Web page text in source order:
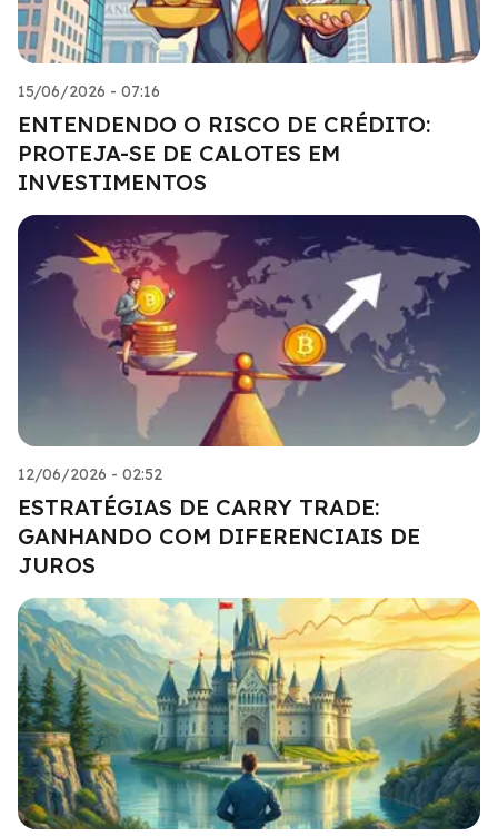
15/06/2026 - 07:16
ENTENDENDO O RISCO DE CRÉDITO:
PROTEJA-SE DE CALOTES EM
INVESTIMENTOS
12/06/2026 - 02:52
ESTRATÉGIAS DE CARRY TRADE:
GANHANDO COM DIFERENCIAIS DE
JUROS